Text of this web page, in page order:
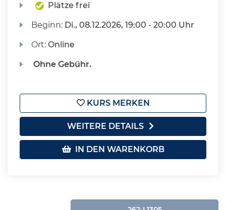
Plätze frei
Beginn: Di., 08.12.2026, 19:00 - 20:00 Uhr
Ort:Online
Ohne Gebühr.
KURS MERKEN
WEITERE DETAILS
IN DEN WARENKORB